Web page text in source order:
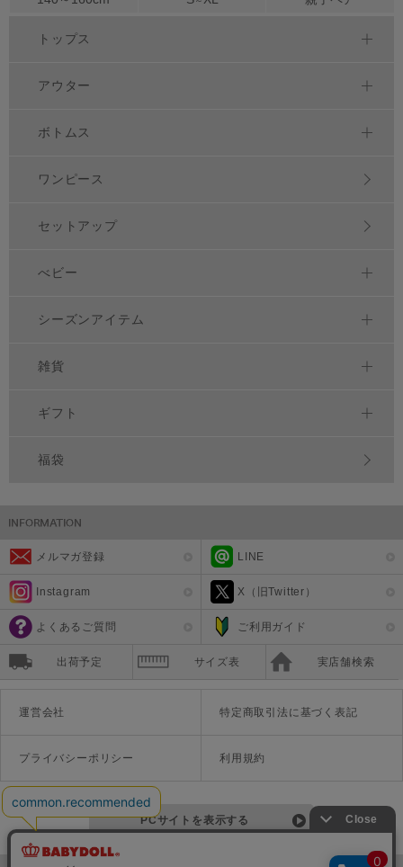
トップス
アウター
ボトムス
ワンピース
セットアップ
べビー
シーズンアイテム
雑貨
ギフト
福袋
メルマガ登録 LINE
Instagram X（旧Twitter）
よくあるご質問 ご利用ガイド
出荷予定 サイズ表 実店舗検索
運営会社 特定商取引法に基づく表記
プライバシーポリシー 利用規約
PCサイトを表示する